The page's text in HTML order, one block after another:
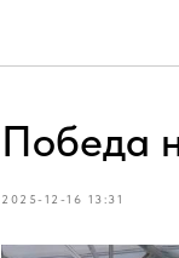
Победа
2025-12-16 13:31